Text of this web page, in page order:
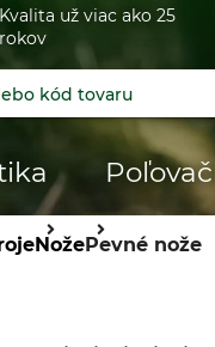
Kvalita už viac ako 25
rokov
NožePevné nože